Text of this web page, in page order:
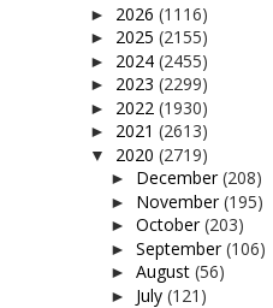
► 2026 (1116)
► 2025 (2155)
► 2024 (2455)
► 2023 (2299)
► 2022 (1930)
► 2021 (2613)
▼ 2020 (2719)
► December(208)
► November(195)
► October(203)
► September(106)
► August (56)
► July (121)